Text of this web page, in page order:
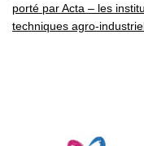
porté par Acta – les
techniques agro-